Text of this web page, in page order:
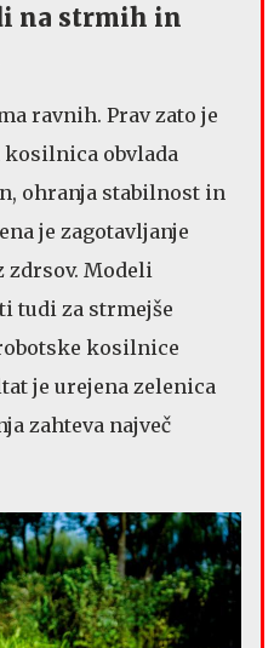
na strmih in
ravnih. Prav zato je
kosilnica obvlada
ohranja stabilnost in
je zagotavljanje
zdrsov. Modeli
tudi za strmejše
kosilnice
je urejena zelenica
zahteva največ